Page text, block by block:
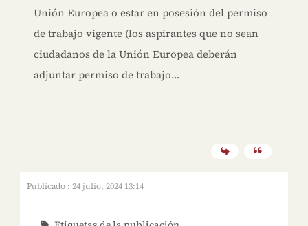
Unión Europea o estar en posesión del permiso
de trabajo vigente (los aspirantes que no sean
ciudadanos de la Unión Europea deberán
adjuntar permiso de trabajo…
Publicado : 24 julio, 2024 13:14